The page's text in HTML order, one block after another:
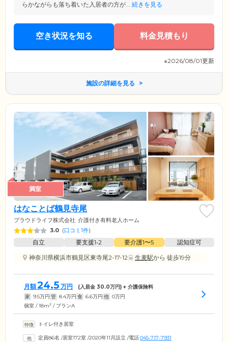
らかながらも落ち着いた入居者の方が... 続きを見る
空き状況を知る 料金見積もり
※2026/08/01更新
施設の詳細を見る
満室
はなことば鶴見寺尾
プラウドライフ株式会社 介護付き有料老人ホーム
3.0 (口コミ1件)
自立 要支援1•2 要介護1〜5
認知症可
神奈川県横浜市鶴見区東寺尾2-17-12
生麦駅から 徒歩19分
月額24.5 万円 (入居金 30.0万円) + 介護保険料
家 9.5万円 管 8.4万円 食 6.6万円 他 0万円
個室 / 18m2 / プランA
トイレ付き居室
定員86名 /居室172室 /2020年11月設立 /電話045-717-7931